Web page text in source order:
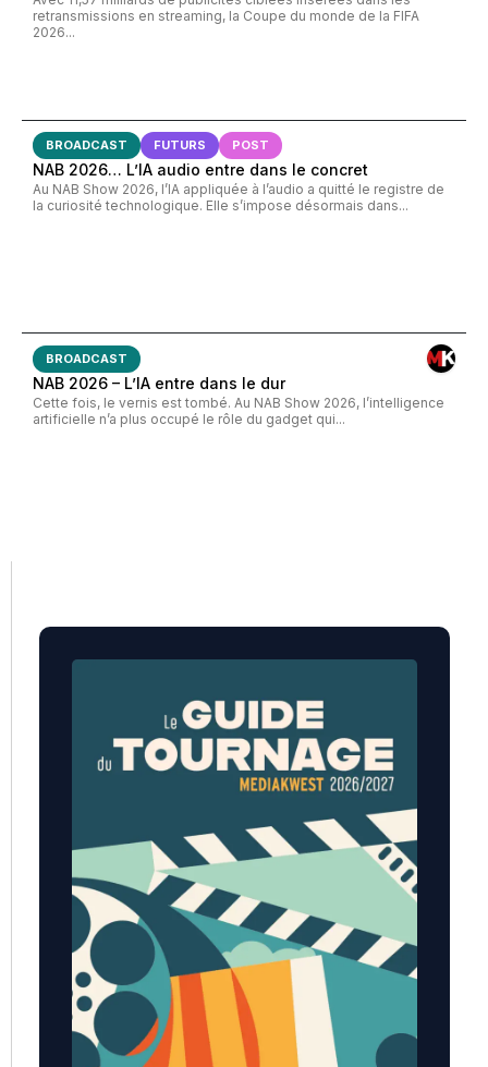
retransmissions en streaming, la Coupe du monde de la FIFA
2026...
BROADCAST FUTURS POST
NAB 2026… L’IA audio entre dans le concret
Au NAB Show 2026, l’IA appliquée à l’audio a quitté le registre de
la curiosité technologique. Elle s’impose désormais dans...
BROADCAST
NAB 2026 – L’IA entre dans le dur
Cette fois, le vernis est tombé. Au NAB Show 2026, l’intelligence
artificielle n’a plus occupé le rôle du gadget qui...